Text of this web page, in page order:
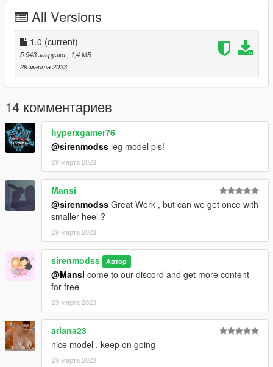
--------------------------------------------------------------------------
Information:
There are 7 quality textures.
Converted Product by @sirenmodss
Model Source ( madlen )
--------------------------------------------------------------------------
If you have any problems, do not hesitate to ask for help on our
discord.
All Versions
1.0 (current)
5 943 загрузки
, 1,4 МБ
29 марта 2023
14 комментариев
hyperxgamer76
@sirenmodss leg model pls!
29 марта 2023
Mansi
@sirenmodss Great Work , but can we get once with
smaller heel ?
29 марта 2023
sirenmodss Автор
@Mansi come to our discord and get more content
for free
29 марта 2023
ariana23
nice model , keep on going
29 марта 2023